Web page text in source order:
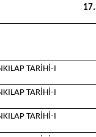
TARİHİ-I
TARİHİ-I
TARİHİ-I